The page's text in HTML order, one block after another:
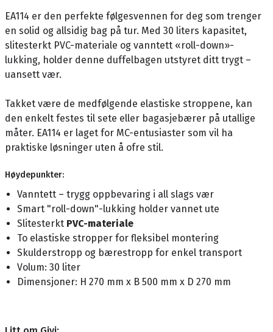
EA114 er den perfekte følgesvennen for deg som trenger
en solid og allsidig bag på tur. Med 30 liters kapasitet,
slitesterkt PVC-materiale og vanntett «roll-down»-
lukking, holder denne duffelbagen utstyret ditt trygt –
uansett vær.
Takket være de medfølgende elastiske stroppene, kan
den enkelt festes til sete eller bagasjebærer på utallige
måter. EA114 er laget for MC-entusiaster som vil ha
praktiske løsninger uten å ofre stil.
Høydepunkter:
Vanntett – trygg oppbevaring i all slags vær
Smart "roll-down"-lukking holder vannet ute
Slitesterkt PVC-materiale
To elastiske stropper for fleksibel montering
Skulderstropp og bærestropp for enkel transport
Volum: 30 liter
Dimensjoner: H 270 mm x B 500 mm x D 270 mm